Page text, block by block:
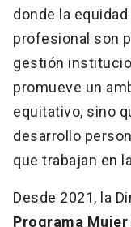
donde la
profesional son
gestión
promueve un
equitativo, sino
desarrollo
que trabajan en
Desde 2021, la
Programa